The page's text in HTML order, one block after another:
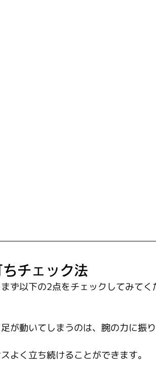
チェック法
ず以下の2点をチェックしてみてく
が動いてしまうのは、腕の力に振
よく立ち続けることができます。